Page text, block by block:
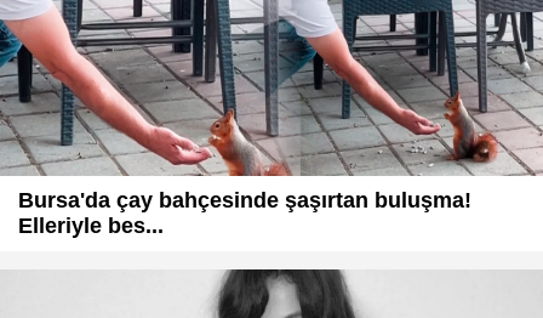
Bursa'da çay bahçesinde şaşırtan buluşma!
Elleriyle bes...